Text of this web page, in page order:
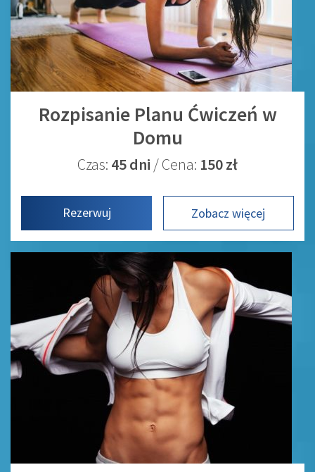
Rozpisanie Planu Ćwiczeń w
Domu
Czas: 45 dni / Cena: 150 zł
Rezerwuj Zobacz więcej